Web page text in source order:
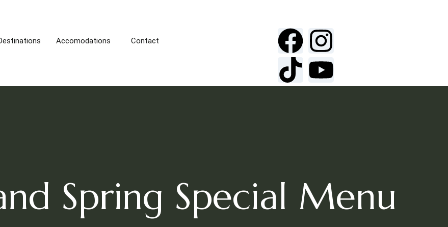
Accomodations Contact
Spring Special Menu